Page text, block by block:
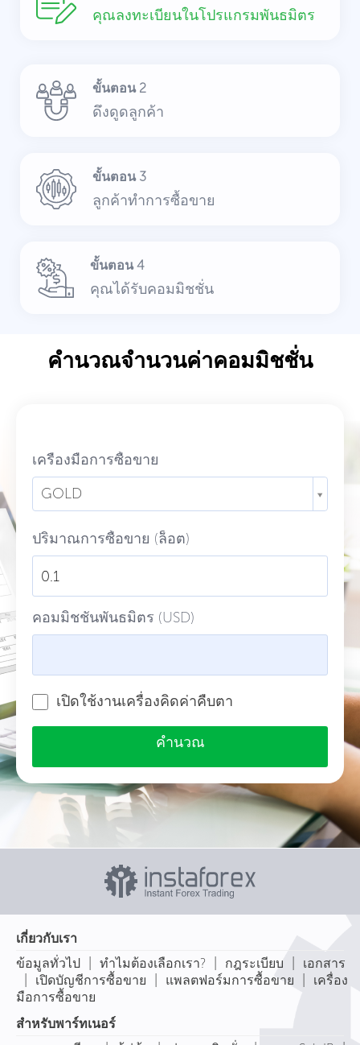
คุณลงทะเบียนในโปรแกรมพันธมิตร
ขั้นตอน 2
ดึงดูดลูกค้า
ขั้นตอน 3
ลูกค้าทำการซื้อขาย
ขั้นตอน 4
คุณได้รับคอมมิชชั่น
คำนวณจำนวนค่าคอมมิชชั่น
เครื่องมือการซื้อขาย
GOLD
ปริมาณการซื้อขาย (ล็อต)
คอมมิชชั่นพันธมิตร (USD)
เปิดใช้งานเครื่องคิดค่าคืบตา
คำนวณ
เกี่ยวกับเรา
ข้อมูลทั่วไป
ทำไมต้องเลือกเรา? กฎระเบียบ เอกสาร
เปิดบัญชีการซื้อขาย แพลตฟอร์มการซื้อขาย
เครื่อง
มือการซื้อขาย
สำหรับพาร์ทเนอร์